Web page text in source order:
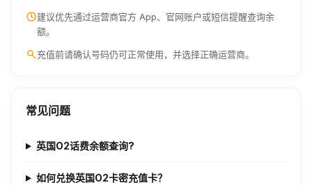
建议优先通过运营商官方 App、官网账户或短信提醒查询余
额。
充值前请确认号码仍可正常使用，并选择正确运营商。
常见问题
英国O2话费余额查询?
如何兑换英国O2卡密充值卡？